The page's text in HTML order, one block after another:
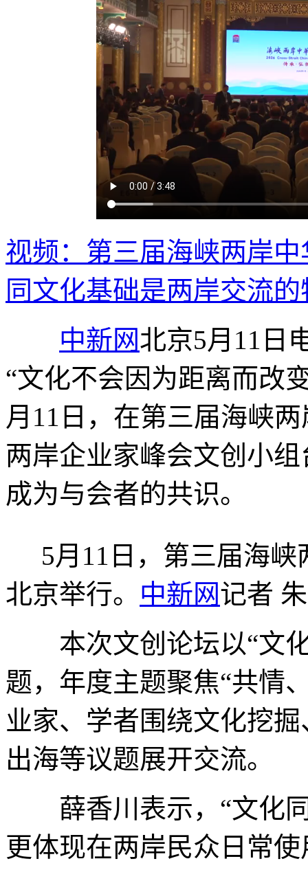
视频：第三届海峡两岸
同文化基础是两岸交流的
中新网北京5月11日
“文化不会因为距离而改
月11日，在第三届海峡
两岸企业家峰会文创小
成为与会者的共识。
5月11日，第三届海
北京举行。 中新网记者
本次文创论坛以“文化
题，年度主题聚焦“共情
业家、学者围绕文化挖
出海等议题展开交流。
薛香川表示，“文化同
更体现在两岸民众日常